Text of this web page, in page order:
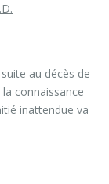
au décès de
connaissance
inattendue va